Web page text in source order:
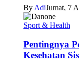
ByAdiJumat, 7
Sport & Health
Pentingnya
Kesehatan